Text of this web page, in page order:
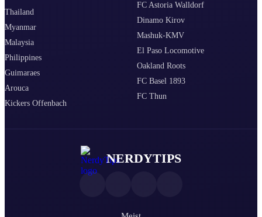
Thailand
Myanmar
Malaysia
Philippines
Guimaraes
Arouca
Kickers Offenbach
FC Astoria Walldorf
Dinamo Kirov
Mashuk-KMV
El Paso Locomotive
Oakland Roots
FC Basel 1893
FC Thun
NERDYTIPS